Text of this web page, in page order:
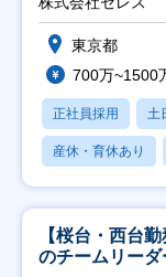
東京都
700万~1500
正社員採用 土
産休・育休あり
【桜台・西台
のチームリーダ